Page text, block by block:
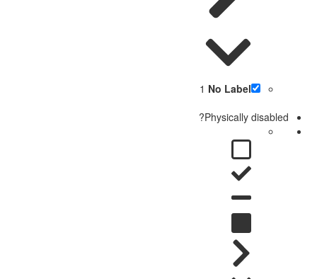
No Label
1
Physically disabled?